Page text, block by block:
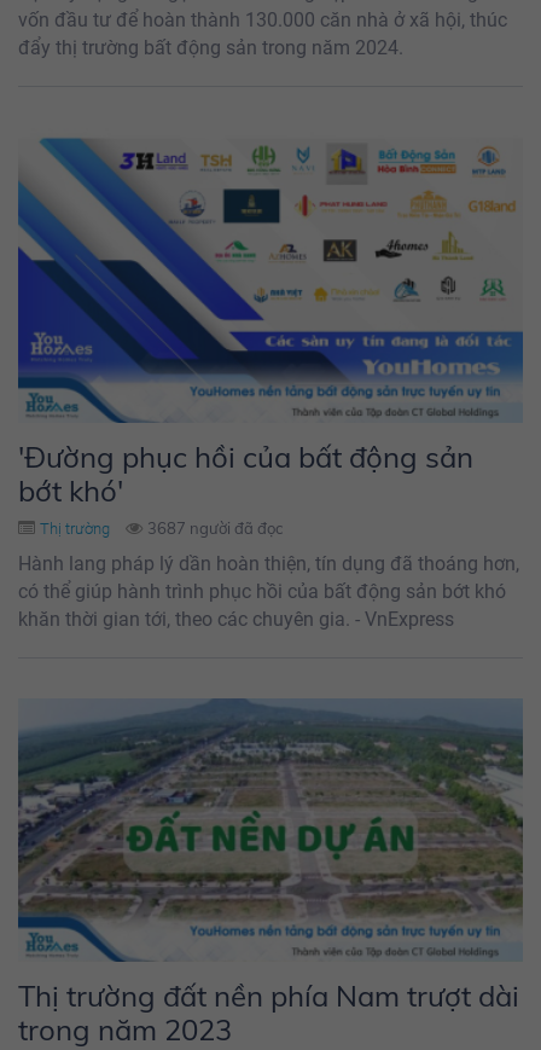
vốn đầu tư để hoàn thành 130.000 căn nhà ở xã hội, thúc
đẩy thị trường bất động sản trong năm 2024.
'Đường phục hồi của bất động sản
bớt khó'
Thị trường 3687 người đã đọc
Hành lang pháp lý dần hoàn thiện, tín dụng đã thoáng hơn,
có thể giúp hành trình phục hồi của bất động sản bớt khó
khăn thời gian tới, theo các chuyên gia. - VnExpress
Thị trường đất nền phía Nam trượt dài
trong năm 2023